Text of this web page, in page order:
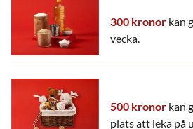
300 kronorkan
vecka.
500 kronorkan
plats att leka på